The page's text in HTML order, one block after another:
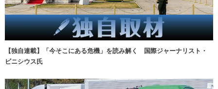
【独自連載】「今そこにある危機」を読み解く 国際ジャーナリスト・
ビニシウス氏